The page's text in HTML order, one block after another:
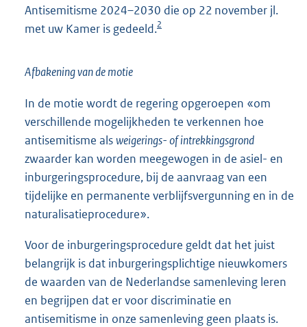
Antisemitisme 2024–2030 die op 22 november jl.
met uw Kamer is gedeeld.2
Afbakening van de motie
In de motie wordt de regering opgeroepen «om
verschillende mogelijkheden te verkennen hoe
antisemitisme alsweigerings- of intrekkingsgrond
zwaarder kan worden meegewogen in de asiel- en
inburgeringsprocedure, bij de aanvraag van een
tijdelijke en permanente verblijfsvergunning en in de
naturalisatieprocedure».
Voor de inburgeringsprocedure geldt dat het juist
belangrijk is dat inburgeringsplichtige nieuwkomers
de waarden van de Nederlandse samenleving leren
en begrijpen dat er voor discriminatie en
antisemitisme in onze samenleving geen plaats is.